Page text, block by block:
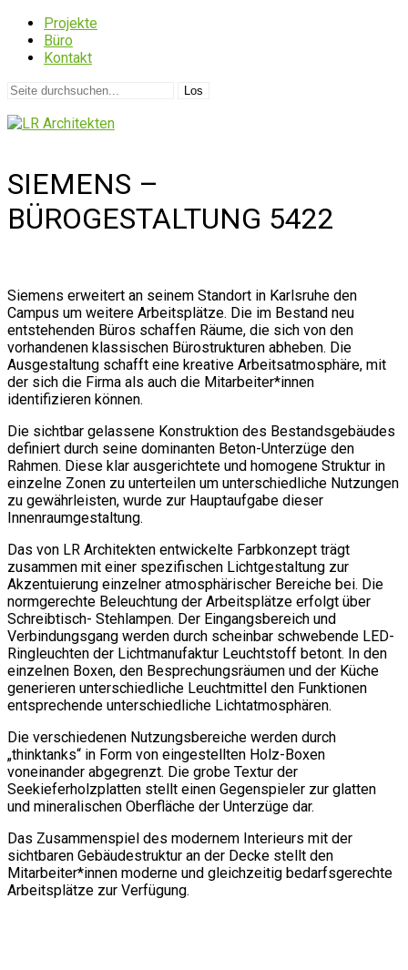
Projekte
Büro
Kontakt
SIEMENS –
BÜROGESTALTUNG 5422
Siemens erweitert an seinem Standort in Karlsruhe den
Campus um weitere Arbeitsplätze. Die im Bestand neu
entstehenden Büros schaffen Räume, die sich von den
vorhandenen klassischen Bürostrukturen abheben. Die
Ausgestaltung schafft eine kreative Arbeitsatmosphäre, mit
der sich die Firma als auch die Mitarbeiter*innen
identifizieren können.
Die sichtbar gelassene Konstruktion des Bestandsgebäudes
definiert durch seine dominanten Beton-Unterzüge den
Rahmen. Diese klar ausgerichtete und homogene Struktur in
einzelne Zonen zu unterteilen um unterschiedliche Nutzungen
zu gewährleisten, wurde zur Hauptaufgabe dieser
Innenraumgestaltung.
Das von LR Architekten entwickelte Farbkonzept trägt
zusammen mit einer spezifischen Lichtgestaltung zur
Akzentuierung einzelner atmosphärischer Bereiche bei. Die
normgerechte Beleuchtung der Arbeitsplätze erfolgt über
Schreibtisch- Stehlampen. Der Eingangsbereich und
Verbindungsgang werden durch scheinbar schwebende LED-
Ringleuchten der Lichtmanufaktur Leuchtstoff betont. In den
einzelnen Boxen, den Besprechungsräumen und der Küche
generieren unterschiedliche Leuchtmittel den Funktionen
entsprechende unterschiedliche Lichtatmosphären.
Die verschiedenen Nutzungsbereiche werden durch
„thinktanks“ in Form von eingestellten Holz-Boxen
voneinander abgegrenzt. Die grobe Textur der
Seekieferholzplatten stellt einen Gegenspieler zur glatten
und mineralischen Oberfläche der Unterzüge dar.
Das Zusammenspiel des modernem Interieurs mit der
sichtbaren Gebäudestruktur an der Decke stellt den
Mitarbeiter*innen moderne und gleichzeitig bedarfsgerechte
Arbeitsplätze zur Verfügung.